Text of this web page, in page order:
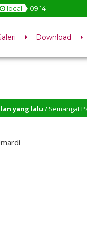
local 09:14
Download
lalu/ Semangat Pagi,